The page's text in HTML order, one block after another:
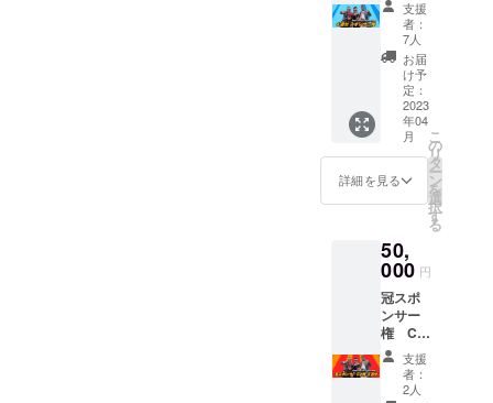
呼ばせ
て頂き
ます。
ラジオ
存続の
ため、
ご協力
いただ
けると
幸いで
ござい
ます。
※ご支援
いただ
ける際
は、必
ず備考
欄にラ
ジオ
の番組
は〇〇
さんの
ご提供
でお送
りして
おりま
す」 こ
ちらを
ラジオ
の冒頭
で（4回
分）、
ご協力
者とし
て名前
（ラジ
オネー
ム）を
呼ばせ
て頂き
支援
者：
7人
お届
け予
定：
2023
年04
月
詳細を見る
こ
の
リ
タ
ー
ン
を
選
択
す
る
50,
000 円
冠スポ
ンサー
権 CM
権 4週
分 ラジ
オ放送
支援
者：
2人